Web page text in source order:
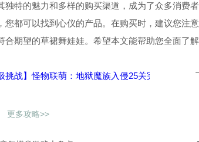
独特的魅力和多样的购买渠道，成为了众多消费
您都可以找到心仪的产品。在购买时，建议您注
合期望的草裙舞娃娃。希望本文能帮助您全面了
挑战】怪物联萌：地狱魔族入侵25关完美通关秘籍
更多攻略>>